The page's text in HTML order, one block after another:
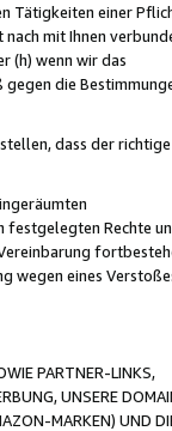
Tätigkeiten einer
mit Ihnen
(h) wenn wir das
die
dass der richtige
festgelegten Rechte
wegen eines
PARTNER-LINKS,
UNSERE
MARKEN) UND